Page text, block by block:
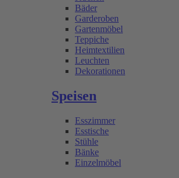
Bäder
Garderoben
Gartenmöbel
Teppiche
Heimtextilien
Leuchten
Dekorationen
Speisen
Esszimmer
Esstische
Stühle
Bänke
Einzelmöbel